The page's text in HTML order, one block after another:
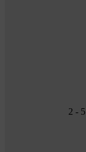
2 -